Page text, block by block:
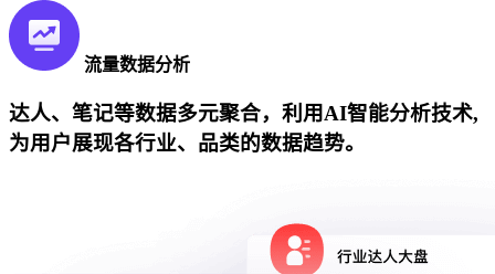
流量数据分析
达人、笔记等数据多元聚合，利用AI智能分析技术,
为用户展现各行业、品类的数据趋势。